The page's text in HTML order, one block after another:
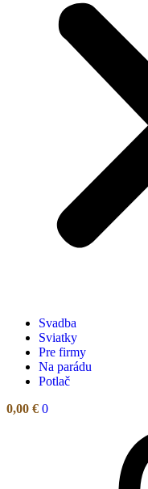
Svadba
Sviatky
Pre firmy
Na parádu
Potlač
0,00 € 0